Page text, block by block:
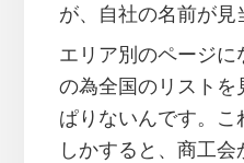
が、自社の名前が見
エリア別のページ
の為全国のリストを
ぱりないんです。こ
しかすると、商工